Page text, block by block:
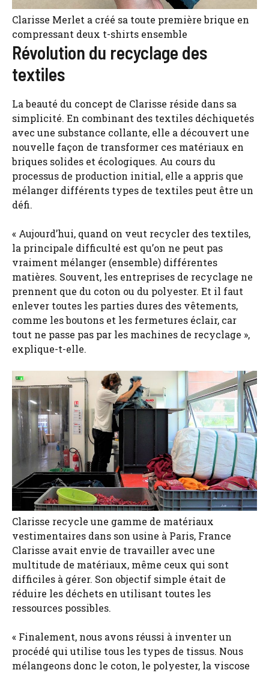
Clarisse Merlet a créé sa toute première brique en
compressant deux t-shirts ensemble
Révolution du recyclage des
textiles
La beauté du concept de Clarisse réside dans sa
simplicité. En combinant des textiles déchiquetés
avec une substance collante, elle a découvert une
nouvelle façon de transformer ces matériaux en
briques solides et écologiques. Au cours du
processus de production initial, elle a appris que
mélanger différents types de textiles peut être un
défi.
« Aujourd’hui, quand on veut recycler des textiles,
la principale difficulté est qu’on ne peut pas
vraiment mélanger (ensemble) différentes
matières. Souvent, les entreprises de recyclage ne
prennent que du coton ou du polyester. Et il faut
enlever toutes les parties dures des vêtements,
comme les boutons et les fermetures éclair, car
tout ne passe pas par les machines de recyclage »,
explique-t-elle.
Clarisse recycle une gamme de matériaux
vestimentaires dans son usine à Paris, France
Clarisse avait envie de travailler avec une
multitude de matériaux, même ceux qui sont
difficiles à gérer. Son objectif simple était de
réduire les déchets en utilisant toutes les
ressources possibles.
« Finalement, nous avons réussi à inventer un
procédé qui utilise tous les types de tissus. Nous
mélangeons donc le coton, le polyester, la viscose